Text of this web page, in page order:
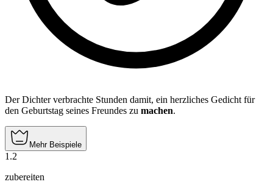
Der Dichter verbrachte Stunden damit, ein herzliches Gedicht für
den Geburtstag seines Freundes zu machen.
Mehr Beispiele
1 .2
zubereiten